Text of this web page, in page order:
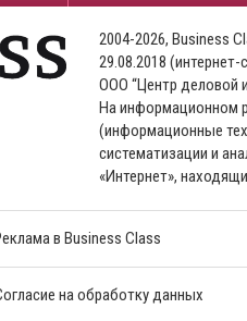
2004-2026, Business
29.08.2018 (интернет-
ООО “Центр деловой
На информационном
(информационные
систематизации и
«Интернет»,
в Business Class
на обработку данных